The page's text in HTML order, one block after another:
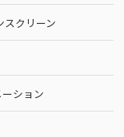
スクリーン
ション